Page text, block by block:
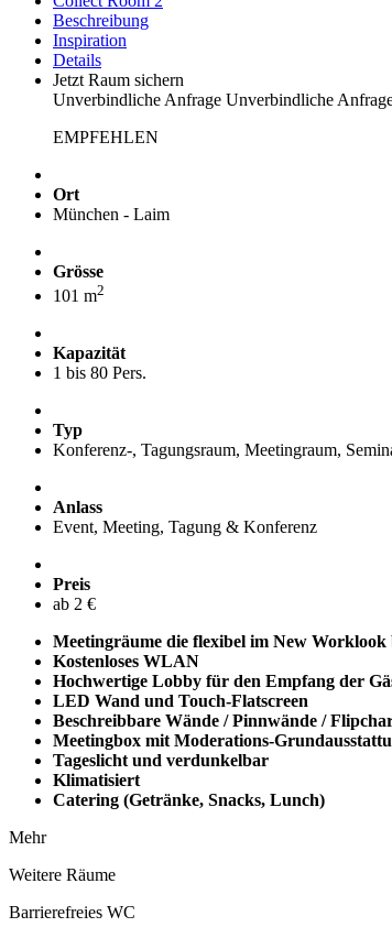
Beschreibung
Inspiration
Details
Jetzt Raum sichern
Unverbindliche Anfrage Unverbindliche
EMPFEHLEN
Ort
München - Laim
Grösse
101 m2
Kapazität
1 bis 80 Pers.
Typ
Konferenz-, Tagungsraum, Meetingraum,
Anlass
Event, Meeting, Tagung & Konferenz
Preis
ab 2 €
Meetingräume die flexibel im New
Kostenloses WLAN
Hochwertige Lobby für den Empfang der
LED Wand und Touch-Flatscreen
Beschreibbare Wände / Pinnwände /
Meetingbox mit Moderations-
Tageslicht und verdunkelbar
Klimatisiert
Catering (Getränke, Snacks, Lunch)
Mehr
Weitere Räume
Barrierefreies WC